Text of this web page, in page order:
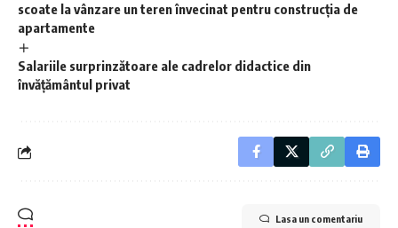
scoate la vânzare un teren învecinat pentru construcția de
apartamente
Salariile surprinzătoare ale cadrelor didactice din
învățământul privat
Lasa un comentariu